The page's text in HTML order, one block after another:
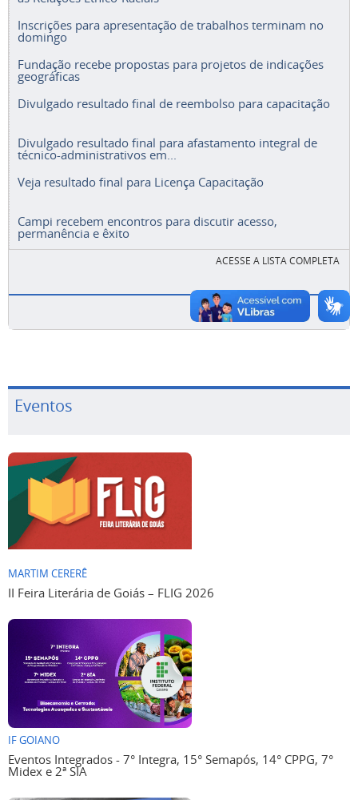
Inscrições para apresentação de trabalhos terminam no
domingo
Fundação recebe propostas para projetos de indicações
geográficas
Divulgado resultado final de reembolso para capacitação
Divulgado resultado final para afastamento integral de
técnico-administrativos em...
Veja resultado final para Licença Capacitação
Campi recebem encontros para discutir acesso,
permanência e êxito
ACESSE A LISTA COMPLETA
Eventos
MARTIM CERERÊ
II Feira Literária de Goiás – FLIG 2026
IF GOIANO
Eventos Integrados - 7° Integra, 15° Semapós, 14° CPPG, 7°
Midex e 2ª SIA